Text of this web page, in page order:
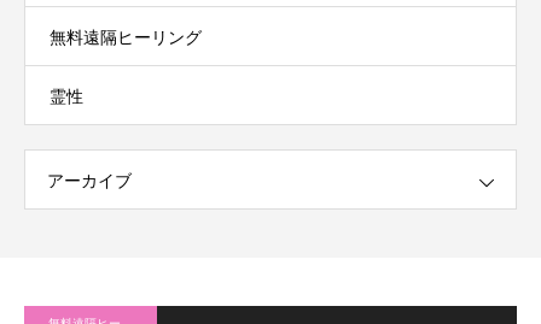
無料遠隔ヒーリング
霊性
アーカイブ